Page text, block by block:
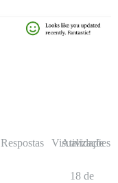
Respostas Visualizações
Atividade
18 de